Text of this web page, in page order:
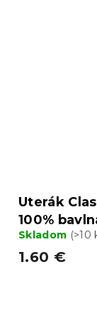
Uterák
100%
Skladom (>10
1.60 €